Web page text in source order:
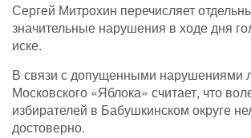
Сергей Митрохин перечисляет
значительные нарушения в ходе дня
иске.
В связи с допущенными нарушениями
Московского «Яблока» считает, что
избирателей в Бабушкинском округе
достоверно.